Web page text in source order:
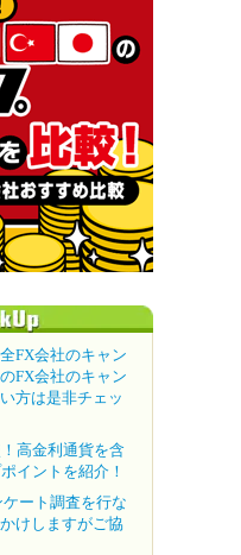
FX会社のキャン
FX会社のキャン
方は是非チェッ
高金利通貨を含
イントを紹介！
ート調査を行な
けしますがご協